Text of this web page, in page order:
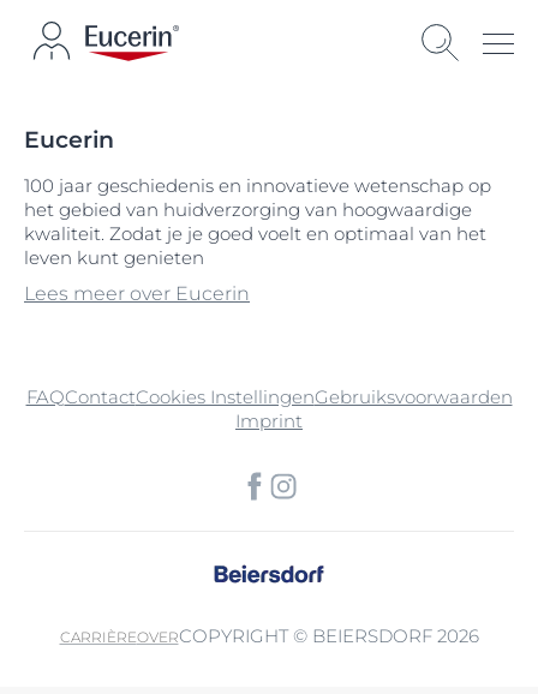
Eucerin
100 jaar geschiedenis en innovatieve wetenschap op
het gebied van huidverzorging van hoogwaardige
kwaliteit. Zodat je je goed voelt en optimaal van het
leven kunt genieten
Lees meer over Eucerin
FAQContactCookies InstellingenGebruiksvoorwaarden
Imprint
CARRIÈREOVERCOPYRIGHT © BEIERSDORF 2026